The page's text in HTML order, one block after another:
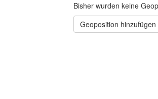
Bisher wurden keine
Geoposition hinzufügen